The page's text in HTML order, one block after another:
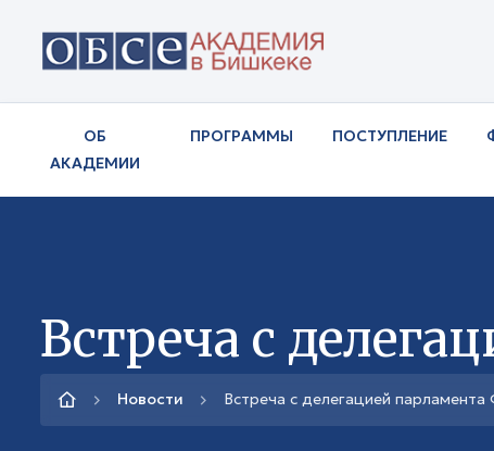
ОБ
АКАДЕМИИ
ПРОГРАММЫ ПОСТУПЛЕНИЕ
Встреча с
Новости Встреча с делегацией